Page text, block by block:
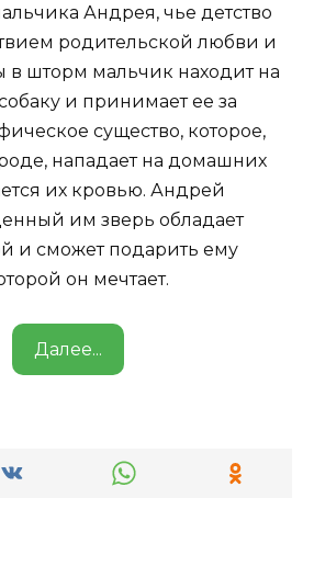
Андрея, чье детство
родительской любви и
в шторм мальчик находит на
и принимает ее за
существо, которое,
нападает на домашних
их кровью. Андрей
им зверь обладает
и сможет подарить ему
он мечтает.
Далее...